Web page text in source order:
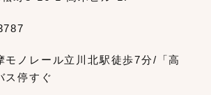
モノレール立川北駅徒歩7分/「高
ス停すぐ